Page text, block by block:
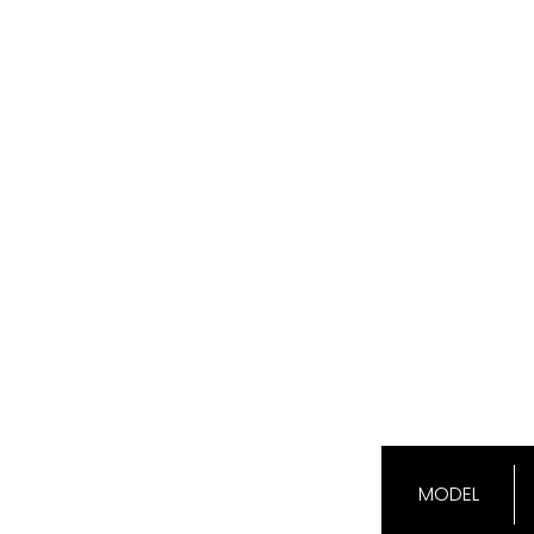
MODEL